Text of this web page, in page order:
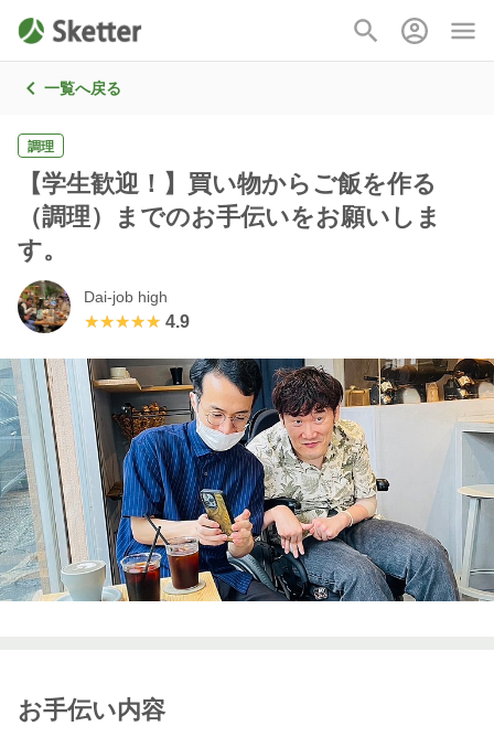
一覧へ戻る
調理
【学生歓迎！】買い物からご飯を作る
（調理）までのお手伝いをお願いしま
す。
Dai-job high
★★★★★
★★★★★ 4.9
お手伝い内容